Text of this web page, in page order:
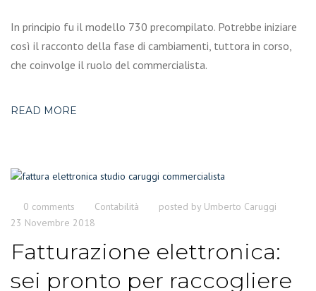
In principio fu il modello 730 precompilato. Potrebbe iniziare
così il racconto della fase di cambiamenti, tuttora in corso,
che coinvolge il ruolo del commercialista.
READ MORE
0 comments Contabilità posted by Umberto Caruggi
23 Novembre 2018
Fatturazione elettronica:
sei pronto per raccogliere